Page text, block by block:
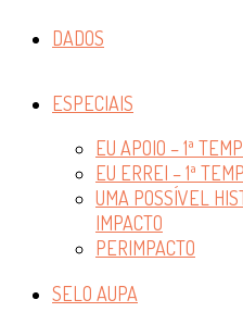
DADOS
ESPECIAIS
EU APOIO – 1ª
EU ERREI – 1ª
UMA POSSÍVEL
IMPACTO
PERIMPACTO
SELO AUPA